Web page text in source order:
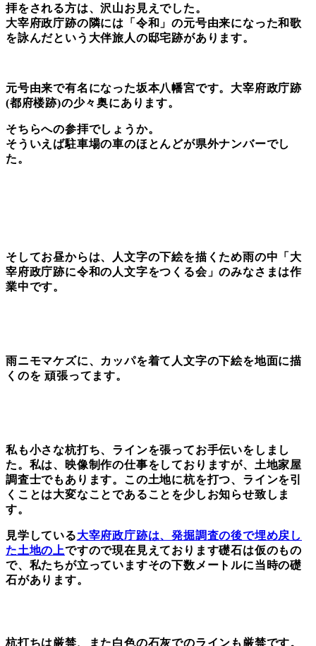
拝をされる方は、沢山お見えでした。
大宰府政庁跡の隣には「令和」の元号由来になった和歌
を詠んだという大伴旅人の邸宅跡があります。
元号由来で有名になった坂本八幡宮です。 大宰府政庁跡
(都府楼跡)の少々奥にあります。
そちらへの参拝でしょうか。
そういえば駐車場の車のほとんどが県外ナンバーでし
た。
そしてお昼からは、人文字の下絵を描くため雨の中「大
宰府政庁跡に令和の人文字をつくる会」のみなさまは作
業中です。
雨ニモマケズに、カッパを着て人文字の下絵を地面に描
くのを 頑張ってます。
私も小さな杭打ち、ラインを張ってお手伝いをしまし
た。 私は、映像制作の仕事をしておりますが、土地家屋
調査士でもあります。 この土地に杭を打つ、ラインを引
くことは大変なことであることを少しお知らせ致しま
す。
見学している大宰府政庁跡は、発掘調査の後で埋め戻し
た土地の上ですので現在見えております礎石は仮のもの
で、私たちが立っていますその下数メートルに当時の礎
石があります。
杭打ちは厳禁、また白色の石灰でのラインも厳禁です。